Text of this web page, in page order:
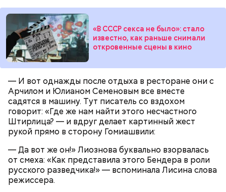
«В СССР секса не было»: стало
известно, как раньше снимали
откровенные сцены в кино
— И вот однажды после отдыха в ресторане они с
Арчилом и Юлианом Семеновым все вместе
садятся в машину. Тут писатель со вздохом
говорит: «Где же нам найти этого несчастного
Штирлица? — и вдруг делает картинный жест
рукой прямо в сторону Гомиашвили:
— Да вот же он!» Лиознова буквально взорвалась
от смеха: «Как представила этого Бендера в роли
русского разведчика!» — вспоминала Лисина слова
режиссера.
Кроме того, специалист не советует покупать
дыню с вмятиной или перележавшую в магазине
долгое время: